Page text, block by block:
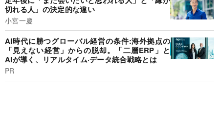
切れる人」の決定的な違い
小宮一慶
AI時代に勝つグローバル経営の条件:海外拠点の
「見えない経営」からの脱却。「二層ERP」と
AIが導く、リアルタイム·データ統合戦略とは
PR